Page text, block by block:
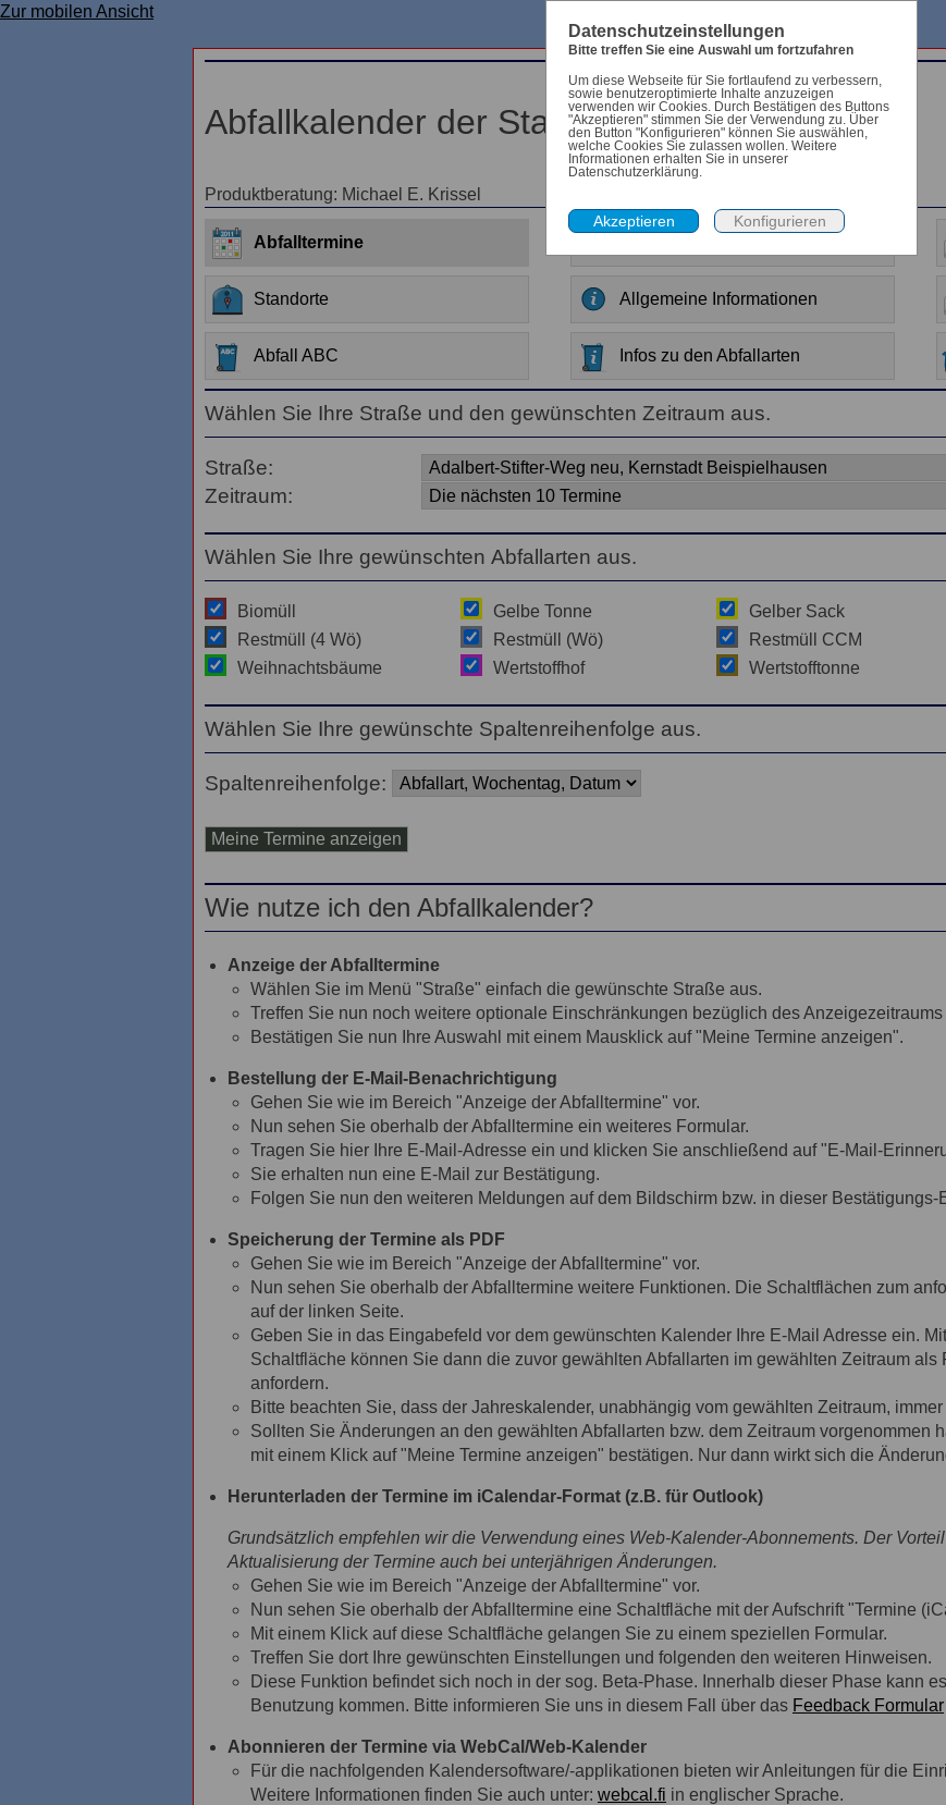
Zur mobilen Ansicht
Abfallkalender der Stadt Beispielhausen
Produktberatung: Michael E. Krissel
Abfalltermine
Standorte Allgemeine Informationen
Abfall ABC Infos zu den Abfallarten
Wählen Sie Ihre Straße und den gewünschten Zeitraum aus.
Straße:
Zeitraum:
Wählen Sie Ihre gewünschten Abfallarten aus.
Biomüll Gelbe Tonne Gelber Sack
Restmüll (4 Wö)
Restmüll (Wö) Restmüll CCM
Weihnachtsbäume
Wertstoffhof Wertstofftonne
Wählen Sie Ihre gewünschte Spaltenreihenfolge aus.
Spaltenreihenfolge:
Wie nutze ich den Abfallkalender?
Anzeige der Abfalltermine
Wählen Sie im Menü "Straße" einfach die gewünschte Straße aus.
Treffen Sie nun noch weitere optionale Einschränkungen bezüglich des
Bestätigen Sie nun Ihre Auswahl mit einem Mausklick auf "Meine Termine anzeigen".
Bestellung der E-Mail-Benachrichtigung
Gehen Sie wie im Bereich "Anzeige der Abfalltermine" vor.
Nun sehen Sie oberhalb der Abfalltermine ein weiteres Formular.
Tragen Sie hier Ihre E-Mail-Adresse ein und klicken Sie anschließend auf "E-Mail-
Sie erhalten nun eine E-Mail zur Bestätigung.
Folgen Sie nun den weiteren Meldungen auf dem Bildschirm bzw. in dieser Bestätigungs-
Speicherung der Termine als PDF
Gehen Sie wie im Bereich "Anzeige der Abfalltermine" vor.
Nun sehen Sie oberhalb der Abfalltermine weitere Funktionen. Die Schaltflächen zum
auf der linken Seite.
Geben Sie in das Eingabefeld vor dem gewünschten Kalender Ihre E-Mail Adresse ein.
Schaltfläche können Sie dann die zuvor gewählten Abfallarten im gewählten Zeitraum als
anfordern.
Bitte beachten Sie, dass der Jahreskalender, unabhängig vom gewählten Zeitraum,
Sollten Sie Änderungen an den gewählten Abfallarten bzw. dem Zeitraum vorgenommen
mit einem Klick auf "Meine Termine anzeigen" bestätigen. Nur dann wirkt sich die
Herunterladen der Termine im iCalendar-Format (z.B. für Outlook)
Grundsätzlich empfehlen wir die Verwendung eines Web-Kalender-Abonnements. Der
Aktualisierung der Termine auch bei unterjährigen Änderungen.
Gehen Sie wie im Bereich "Anzeige der Abfalltermine" vor.
Nun sehen Sie oberhalb der Abfalltermine eine Schaltfläche mit der Aufschrift "Termine
Mit einem Klick auf diese Schaltfläche gelangen Sie zu einem speziellen Formular.
Treffen Sie dort Ihre gewünschten Einstellungen und folgenden den weiteren Hinweisen.
Diese Funktion befindet sich noch in der sog. Beta-Phase. Innerhalb dieser Phase kann
Benutzung kommen. Bitte informieren Sie uns in diesem Fall über das Feedback Formular
Abonnieren der Termine via WebCal/Web-Kalender
Für die nachfolgenden Kalendersoftware/-applikationen bieten wir Anleitungen für die
Weitere Informationen finden Sie auch unter: webcal.fi in englischer Sprache.
Datenschutzeinstellungen
Bitte treffen Sie eine Auswahl um fortzufahren
Um diese Webseite für Sie fortlaufend zu verbessern,
sowie benutzeroptimierte Inhalte anzuzeigen
verwenden wir Cookies. Durch Bestätigen des Buttons
"Akzeptieren" stimmen Sie der Verwendung zu. Über
den Button "Konfigurieren" können Sie auswählen,
welche Cookies Sie zulassen wollen. Weitere
Informationen erhalten Sie in unserer
Datenschutzerklärung.